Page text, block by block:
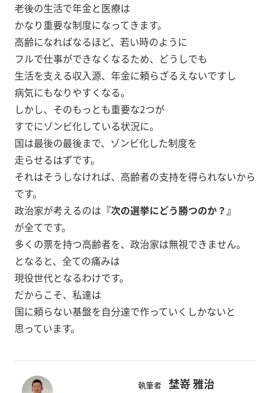
老後の生活で年金と医療は
かなり重要な制度になってきます。
高齢になればなるほど、若い時のように
フルで仕事ができなくなるため、どうしでも
生活を支える収入源、年金に頼らざるえないですし
病気にもなりやすくなる。
しかし、そのもっとも重要な2つが
すでにゾンビ化している状況に。
国は最後の最後まで、ゾンビ化した制度を
走らせるはずです。
それはそうしなければ、高齢者の支持を得られないから
です。
政治家が考えるのは 『次の選挙にどう勝つのか？』
が全てです。
多くの票を持つ高齢者を、政治家は無視できません。
となると、全ての痛みは
現役世代となるわけです。
だからこそ、私達は
国に頼らない基盤を自分達で作っていくしかないと
思っています。
執筆者 埜嵜 雅治